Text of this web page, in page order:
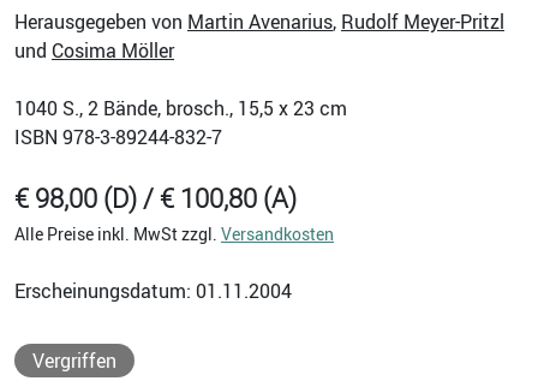
Herausgegeben von Martin Avenarius, Rudolf Meyer-Pritzl
und Cosima Möller
1040 S., 2 Bände, brosch., 15,5 x 23 cm
ISBN 978-3-89244-832-7
€ 98,00 (D) / € 100,80 (A)
Alle Preise inkl. MwSt zzgl. Versandkosten
Erscheinungsdatum: 01.11.2004
Vergriffen